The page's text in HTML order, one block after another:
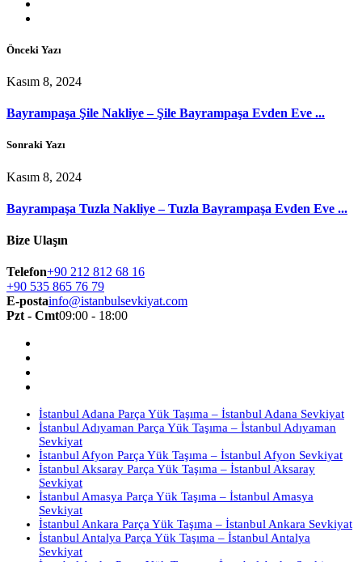
Önceki Yazı
Kasım 8, 2024
Bayrampaşa Şile Nakliye – Şile Bayrampaşa Evden Eve ...
Sonraki Yazı
Kasım 8, 2024
Bayrampaşa Tuzla Nakliye – Tuzla Bayrampaşa Evden Eve ...
Bize Ulaşın
Telefon+90 212 812 68 16
+90 535 865 76 79
E-postainfo@istanbulsevkiyat.com
Pzt - Cmt09:00 - 18:00
İstanbul Adana Parça Yük Taşıma – İstanbul Adana Sevkiyat
İstanbul Adıyaman Parça Yük Taşıma – İstanbul Adıyaman
Sevkiyat
İstanbul Afyon Parça Yük Taşıma – İstanbul Afyon Sevkiyat
İstanbul Aksaray Parça Yük Taşıma – İstanbul Aksaray
Sevkiyat
İstanbul Amasya Parça Yük Taşıma – İstanbul Amasya
Sevkiyat
İstanbul Ankara Parça Yük Taşıma – İstanbul Ankara Sevkiyat
İstanbul Antalya Parça Yük Taşıma – İstanbul Antalya
Sevkiyat